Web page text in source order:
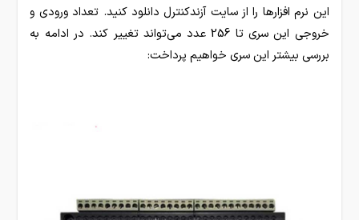
این نرم افزارها را از سایت آزندکنترل دانلود کنید. تعداد ورودی و
خروجی این سری تا 256 عدد می‌تواند تغییر کند. در ادامه به
بررسی بیشتر این سری خواهیم پرداخت: